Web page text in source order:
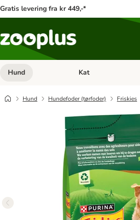
Gratis levering fra kr 449,-*
Hund Åben kategori menu:
Kat
Hund Hundefoder (tørfoder) Friskies